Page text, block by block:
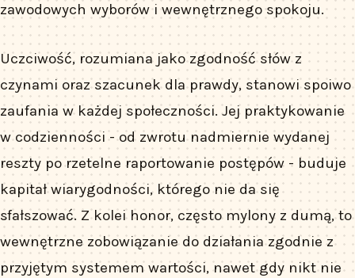
zawodowych wyborów i wewnętrznego spokoju.
Uczciwość, rozumiana jako zgodność słów z
czynami oraz szacunek dla prawdy, stanowi spoiwo
zaufania w każdej społeczności. Jej praktykowanie
w codzienności - od zwrotu nadmiernie wydanej
reszty po rzetelne raportowanie postępów - buduje
kapitał wiarygodności, którego nie da się
sfałszować. Z kolei honor, często mylony z dumą, to
wewnętrzne zobowiązanie do działania zgodnie z
przyjętym systemem wartości, nawet gdy nikt nie